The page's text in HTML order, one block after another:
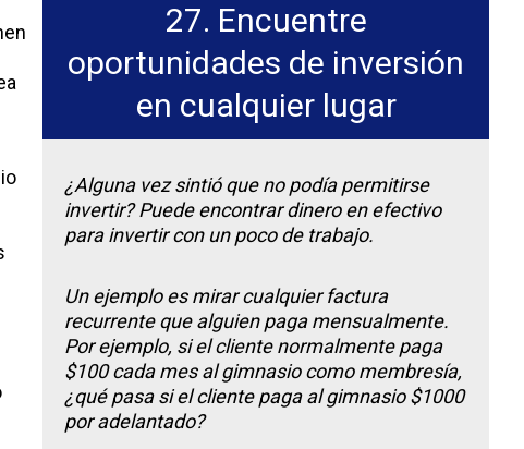
27. Encuentre
oportunidades de inversión
en cualquier lugar
¿Alguna vez sintió que no podía permitirse
invertir? Puede encontrar dinero en efectivo
para invertir con un poco de trabajo.
Un ejemplo es mirar cualquier factura
recurrente que alguien paga mensualmente.
Por ejemplo, si el cliente normalmente paga
$100 cada mes al gimnasio como membresía,
¿qué pasa si el cliente paga al gimnasio $1000
por adelantado?